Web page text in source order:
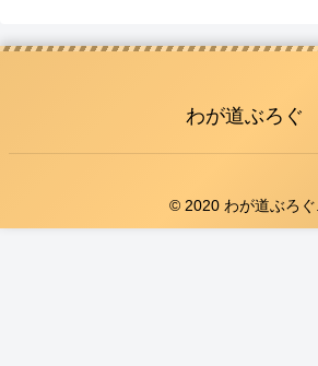
わが道ぶろぐ
© 2020 わが道ぶろぐ.